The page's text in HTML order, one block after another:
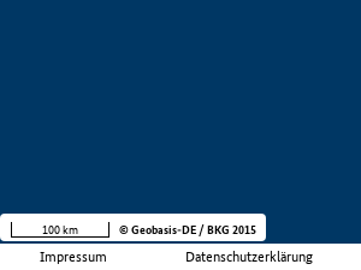
Impressum Datenschutzerklärung
100 km © Geobasis-DE / BKG 2015